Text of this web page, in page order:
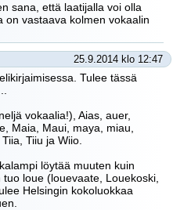
sana, että laatijalla voi olla
on vastaava kolmen vokaalin
25.9.2014 klo 12:47
Tulee tässä
vokaalia!), Aias, auer,
Maia, Maui, maya, miau,
Tiiu ja Wiio.
löytää muuten kuin
loue (louevaate, Louekoski,
Helsingin kokoluokkaa